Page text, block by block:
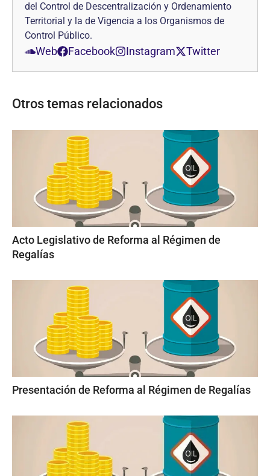
del Control de Descentralización y Ordenamiento
Territorial y la de Vigencia a los Organismos de
Control Público.
Web Facebook Instagram Twitter
Otros temas relacionados
Acto Legislativo de Reforma al Régimen de
Regalías
Presentación de Reforma al Régimen de Regalías